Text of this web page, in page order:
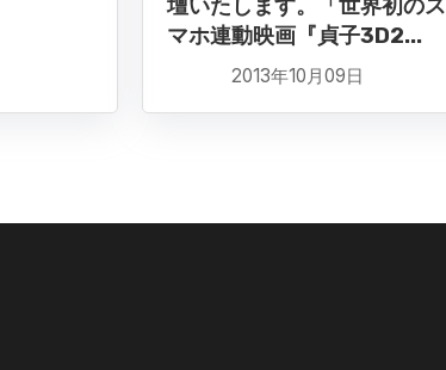
壇いたします。「世界初のス
マホ連動映画『貞子3D2...
2013年10月09日